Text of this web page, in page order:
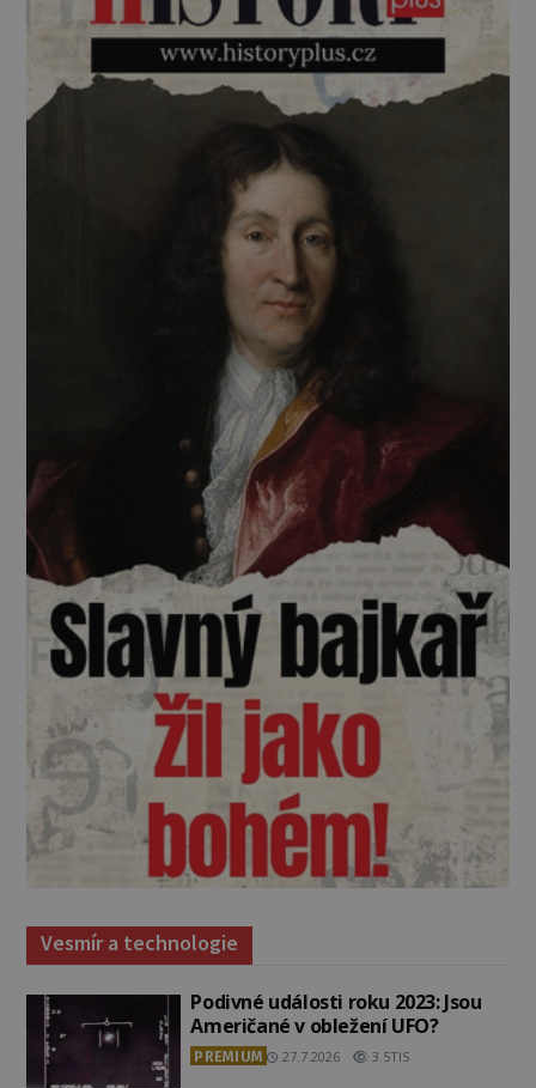
Vesmír a technologie
Podivné události roku 2023: Jsou
Američané v obležení UFO?
PREMIUM 27.7.2026 3.5TIS